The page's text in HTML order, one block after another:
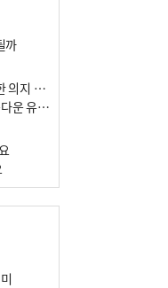
까
與가 막은 ‘산은 부산행’…전재수 강력한 의지 표명 없인 공염불
田 “장금상선도 설득중”…해운기업 ‘톱다운 유치전’ 가속
구·군 승진 축하화분 관행 없애자니 소상공인 울상